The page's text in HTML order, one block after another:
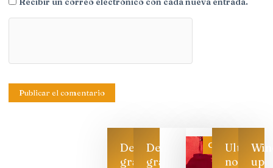
Descarga
gratis
Descarga
gratis
CategoríaUltimas
noticias
up